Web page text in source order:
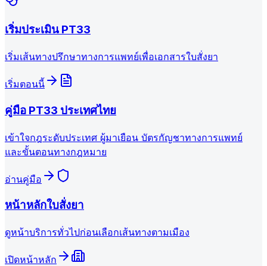
เริ่มประเมิน PT33
เริ่มเส้นทางปรึกษาทางการแพทย์เพื่อเอกสารใบสั่งยา
เริ่มตอนนี้
คู่มือ PT33 ประเทศไทย
เข้าใจกฎระดับประเทศ ผู้มาเยือน บัตรกัญชาทางการแพทย์
และขั้นตอนทางกฎหมาย
อ่านคู่มือ
หน้าหลักใบสั่งยา
ดูหน้าบริการทั่วไปก่อนเลือกเส้นทางตามเมือง
เปิดหน้าหลัก